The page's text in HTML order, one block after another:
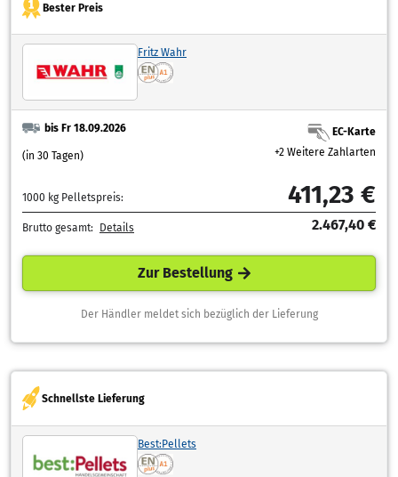
Bester Preis
Fritz Wahr
bis Fr 18.09.2026
(in 30 Tagen)
EC-Karte
+2 Weitere Zahlarten
1000 kg Pelletspreis: 411,23 €
Brutto gesamt: Details 2.467,40 €
Zur Bestellung
Der Händler meldet sich bezüglich der Lieferung
Schnellste Lieferung
Best:Pellets